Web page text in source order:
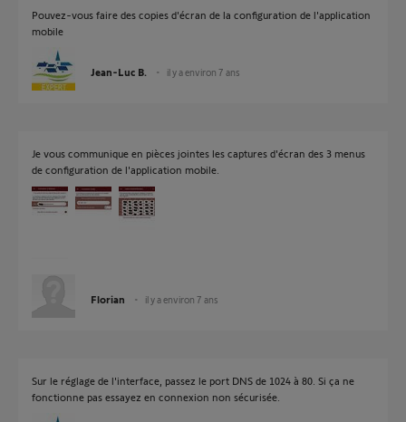
Pouvez-vous faire des copies d'écran de la configuration de l'application
mobile
Jean-Luc B. il y a environ 7 ans
Je vous communique en pièces jointes les captures d'écran des 3 menus
de configuration de l'application mobile.
Florian il y a environ 7 ans
Sur le réglage de l'interface, passez le port DNS de 1024 à 80. Si ça ne
fonctionne pas essayez en connexion non sécurisée.